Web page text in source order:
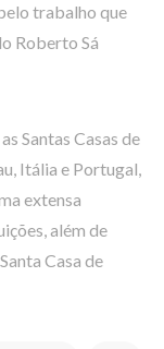
trabalho que
Roberto Sá
Santas Casas de
Itália e Portugal,
extensa
além de
Casa de